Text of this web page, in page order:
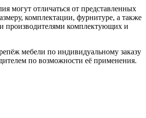
могут отличаться от представленных
комплектации, фурнитуре, а также
производителями комплектующих и
мебели по индивидуальному заказу
по возможности её применения.